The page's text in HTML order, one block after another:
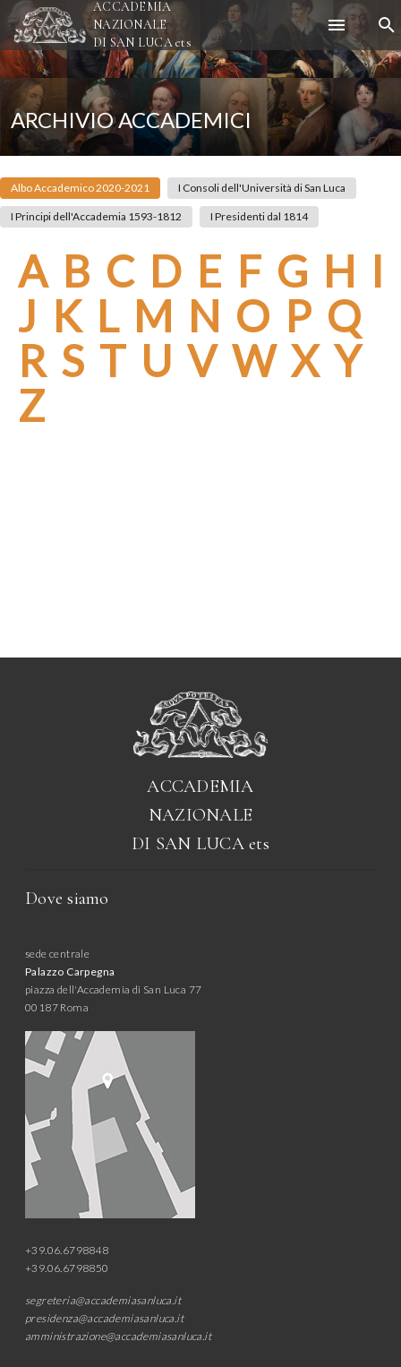
ACCADEMIA
NAZIONALE
DI SAN LUCAets
ARCHIVIO ACCADEMICI
Albo Accademico 2020-2021 I Consoli dell'Università di San Luca
I Principi dell'Accademia 1593-1812 I Presidenti dal 1814
A B C D E F G H I
J K L M N O P Q
R S T U V W X Y
Z
ACCADEMIA
NAZIONALE
DI SAN LUCAets
Dove siamo
sede centrale
Palazzo Carpegna
piazza dell'Accademia di San Luca 77
00187 Roma
+39.06.6798848
+39.06.6798850
segreteria@accademiasanluca.it
presidenza@accademiasanluca.it
amministrazione@accademiasanluca.it